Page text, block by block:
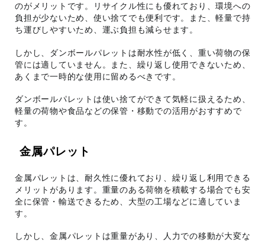
のがメリットです。リサイクル性にも優れており、環境への
負担が少ないため、使い捨てでも便利です。また、軽量で持
ち運びしやすいため、運ぶ負担も減らせます。
しかし、ダンボールパレットは耐水性が低く、重い荷物の保
管には適していません。また、繰り返し使用できないため、
あくまで一時的な使用に留めるべきです。
ダンボールパレットは使い捨てができて気軽に扱えるため、
軽量の荷物や食品などの保管・移動での活用がおすすめで
す。
金属パレット
金属パレットは、耐久性に優れており、繰り返し利用できる
メリットがあります。重量のある荷物を積載する場合でも安
全に保管・輸送できるため、大型の工場などに適していま
す。
しかし、金属パレットは重量があり、人力での移動が大変な